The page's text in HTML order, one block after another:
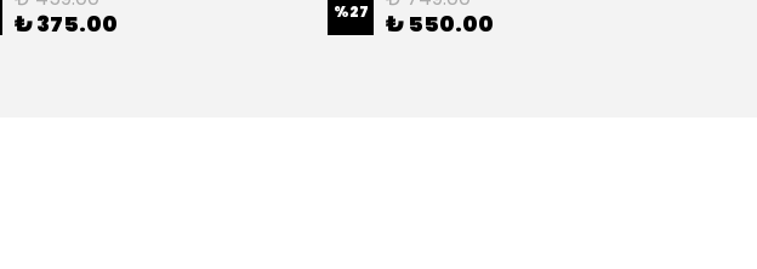
₺ 375.00 %27 ₺ 550.00